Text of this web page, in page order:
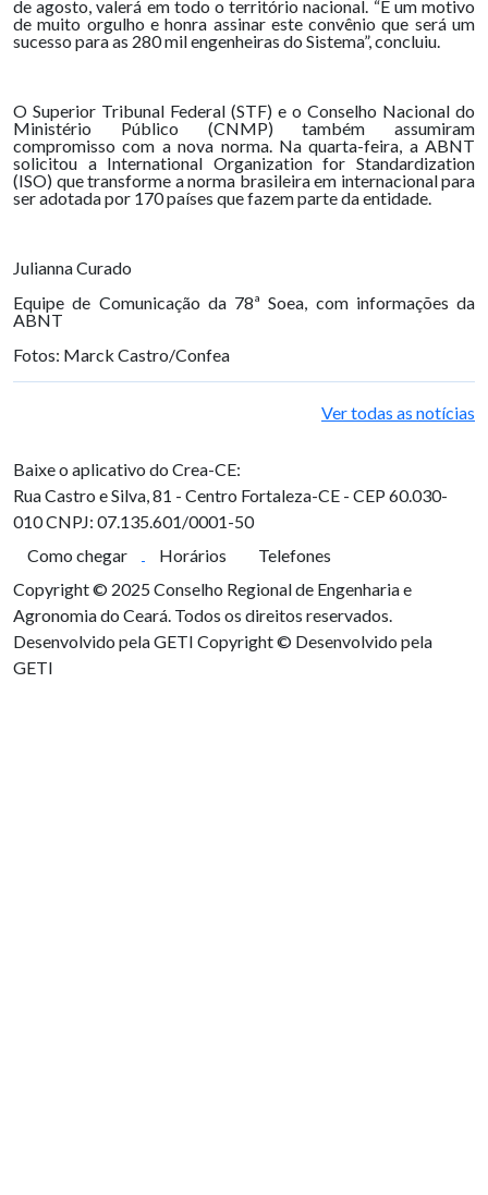
de agosto, valerá em todo o território nacional. “É um motivo
de muito orgulho e honra assinar este convênio que será um
sucesso para as 280 mil engenheiras do Sistema”, concluiu.
O Superior Tribunal Federal (STF) e o Conselho Nacional do
Ministério Público (CNMP) também assumiram
compromisso com a nova norma. Na quarta-feira, a ABNT
solicitou a International Organization for Standardization
(ISO) que transforme a norma brasileira em internacional para
ser adotada por 170 países que fazem parte da entidade.
Julianna Curado
Equipe de Comunicação da 78ª Soea, com informações da
ABNT
Fotos: Marck Castro/Confea
Ver todas as notícias
Baixe o aplicativo do Crea-CE:
Rua Castro e Silva, 81 - Centro Fortaleza-CE - CEP 60.030-
010CNPJ: 07.135.601/0001-50
Como chegar
Horários
Telefones
Copyright © 2025 Conselho Regional de Engenharia e
Agronomia do Ceará. Todos os direitos reservados.
Desenvolvido pela GETI Copyright © Desenvolvido pela
GETI